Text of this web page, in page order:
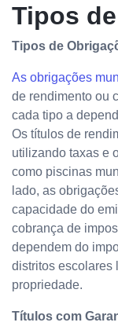
Tipos
Tipos de
As obrigações
de rendimento ou
cada tipo a
Os títulos de
utilizando taxas e
como piscinas
lado, as
capacidade do
cobrança de
dependem do
distritos escolares
propriedade.
Títulos com